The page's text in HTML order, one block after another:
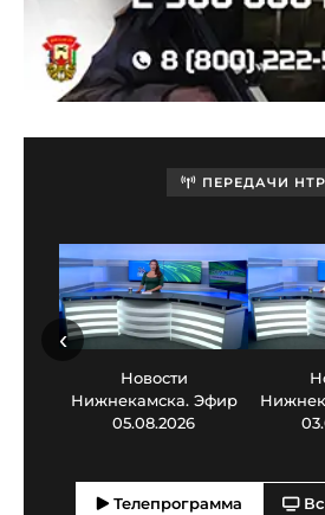
ПЕРЕДАЧИ
Новости
Нижнекамска. Эфир
05.08.2026
‹
Телепрограмма